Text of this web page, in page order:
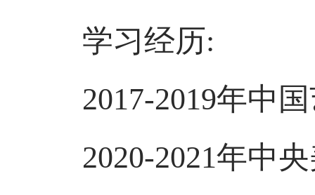
学习经历:
2017-2019年中国
2020-2021年中央